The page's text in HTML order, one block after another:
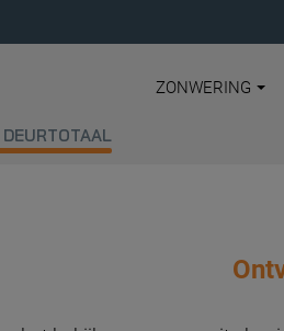
ZONWERING